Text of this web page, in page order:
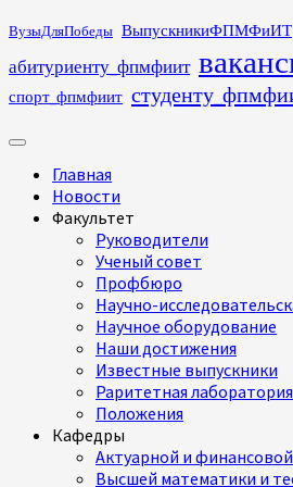
Перейти
содержимому
ВузыДляПобеды ВыпускникиФПМФиИТ
абитуриенту_фпмфиит
спорт_фпмфиит
Основное
Главная
Новости
Факультет
Руководители
Ученый совет
Профбюро
Научно-
Научное оборудование
Наши достижения
Известные выпускники
Раритетная
Положения
Кафедры
Актуарной и
Высшей математики и